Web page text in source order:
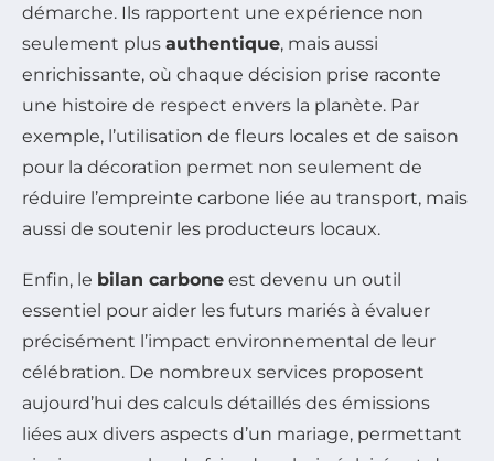
démarche. Ils rapportent une expérience non
seulement plus authentique, mais aussi
enrichissante, où chaque décision prise raconte
une histoire de respect envers la planète. Par
exemple, l’utilisation de fleurs locales et de saison
pour la décoration permet non seulement de
réduire l’empreinte carbone liée au transport, mais
aussi de soutenir les producteurs locaux.
Enfin, le bilan carbone est devenu un outil
essentiel pour aider les futurs mariés à évaluer
précisément l’impact environnemental de leur
célébration. De nombreux services proposent
aujourd’hui des calculs détaillés des émissions
liées aux divers aspects d’un mariage, permettant